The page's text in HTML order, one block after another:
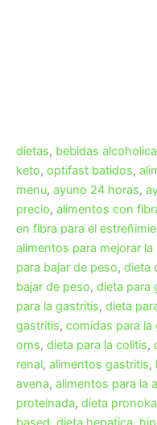
dietas, bebidas
keto, optifast batidos,
menu, ayuno 24 horas,
precio, alimentos con
en fibra para el
alimentos para mejorar la
para bajar de peso, dieta
bajar de peso, dieta para
para la gastritis, dieta
gastritis, comidas para la
oms, dieta para la colitis,
renal, alimentos gastritis,
avena, alimentos para la
proteinada, dieta